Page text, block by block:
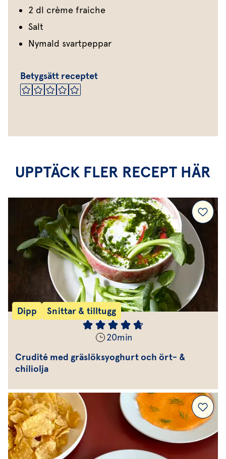
2 dl crème fraiche
Salt
Nymald svartpeppar
Betygsätt receptet
UPPTÄCK FLER RECEPT HÄR
Dipp Snittar & tilltugg
20min
Crudité med gräslöksyoghurt och ört- &
chiliolja